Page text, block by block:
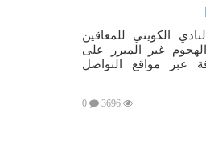
الكويتي للمعاقين
غير المبرر على
عبر مواقع التواصل